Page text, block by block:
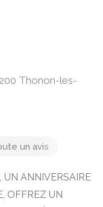
Thonon-les-
un avis
UN ANNIVERSAIRE
OFFREZ UN